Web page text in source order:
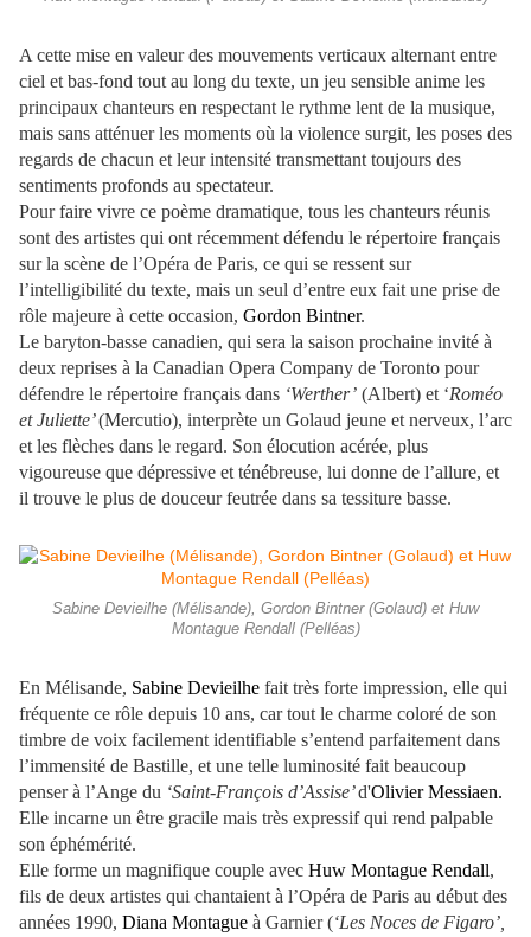
A cette mise en valeur des mouvements verticaux alternant entre
ciel et bas-fond tout au long du texte, un jeu sensible anime les
principaux chanteurs en respectant le rythme lent de la musique,
mais sans atténuer les moments où la violence surgit, les poses des
regards de chacun et leur intensité transmettant toujours des
sentiments profonds au spectateur.
Pour faire vivre ce poème dramatique, tous les chanteurs réunis
sont des artistes qui ont récemment défendu le répertoire français
sur la scène de l’Opéra de Paris, ce qui se ressent sur
l’intelligibilité du texte, mais un seul d’entre eux fait une prise de
rôle majeure à cette occasion, Gordon Bintner.
Le baryton-basse canadien, qui sera la saison prochaine invité à
deux reprises à la Canadian Opera Company de Toronto pour
défendre le répertoire français dans ‘Werther’ (Albert) et ‘Roméo
et Juliette’(Mercutio), interprète un Golaud jeune et nerveux, l’arc
et les flèches dans le regard. Son élocution acérée, plus
vigoureuse que dépressive et ténébreuse, lui donne de l’allure, et
il trouve le plus de douceur feutrée dans sa tessiture basse.
Sabine Devieilhe (Mélisande), Gordon Bintner (Golaud) et Huw
Montague Rendall (Pelléas)
En Mélisande, Sabine Devieilhe fait très forte impression, elle qui
fréquente ce rôle depuis 10 ans, car tout le charme coloré de son
timbre de voix facilement identifiable s’entend parfaitement dans
l’immensité de Bastille, et une telle luminosité fait beaucoup
penser à l’Ange du ‘Saint-François d’Assise’d'Olivier Messiaen.
Elle incarne un être gracile mais très expressif qui rend palpable
son éphémérité.
Elle forme un magnifique couple avec Huw Montague Rendall,
fils de deux artistes qui chantaient à l’Opéra de Paris au début des
années 1990, Diana Montague à Garnier (‘Les Noces de Figaro’,